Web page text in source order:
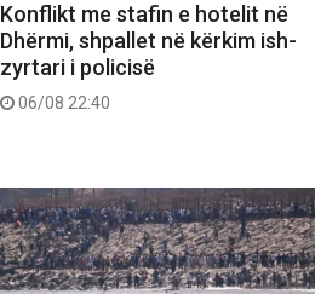
Konflikt me stafin e hotelit në
Dhërmi, shpallet në kërkim ish-
zyrtari i policisë
06/08 22:40